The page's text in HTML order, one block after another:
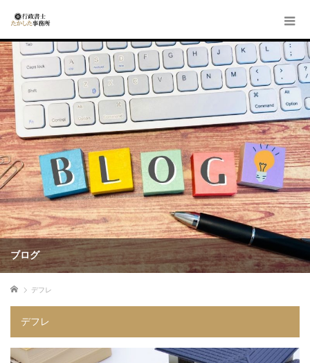
ブログ
ホーム デフレ
デフレ